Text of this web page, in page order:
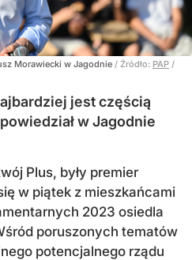
Morawiecki w Jagodnie / Źródło: PAP /
jest częścią
w Jagodnie
Plus, były premier
w piątek z mieszkańcami
2023 osiedla
poruszonych tematów
potencjalnego rządu